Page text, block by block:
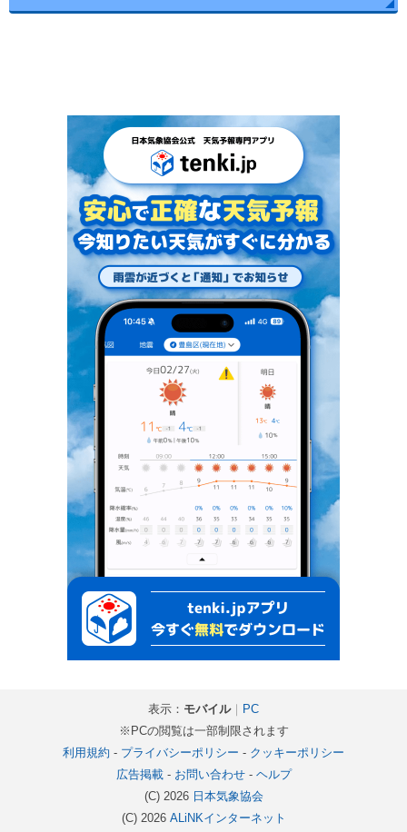
表示： モバイル｜
PC
※PCの閲覧は一部制限されます
利用規約 - プライバシーポリシー - クッキーポリシー
広告掲載- お問い合わせ- ヘルプ
(C) 2026 日本気象協会
(C) 2026 ALiNKインターネット